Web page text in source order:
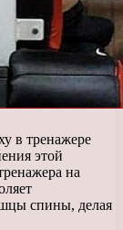
в тренажере
этой
на
спины, делая